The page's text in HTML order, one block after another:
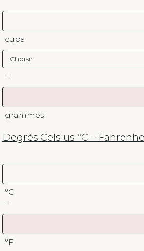
cups
=
grammes
Degrés Celsius ºC –
°C
=
°F